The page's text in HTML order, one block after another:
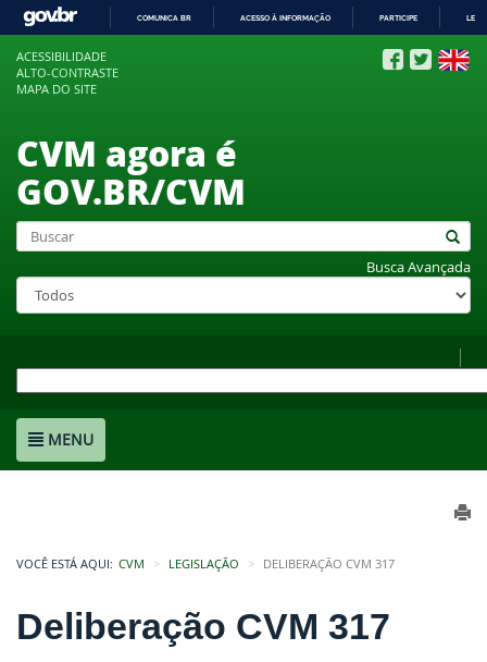
COMUNICA BR ACESSO À INFORMAÇÃO PARTICIPE
ACESSIBILIDADE
ALTO-CONTRASTE
MAPA DO SITE
CVM agora é
GOV.BR/CVM
Busca Avançada
MENU
VOCÊ ESTÁ AQUI: CVM LEGISLAÇÃO DELIBERAÇÃO CVM 317
Deliberação CVM 317